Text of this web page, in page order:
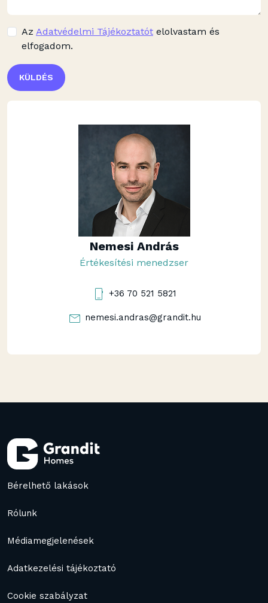
Az Adatvédelmi Tájékoztatót elolvastam és
elfogadom.
KÜLDÉS
Nemesi András
Értékesítési menedzser
+36 70 521 5821
nemesi.andras@grandit.hu
Bérelhető lakások
Rólunk
Médiamegjelenések
Adatkezelési tájékoztató
Cookie szabályzat